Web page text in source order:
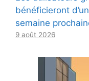
bénéficieront
semaine
9 août 2026